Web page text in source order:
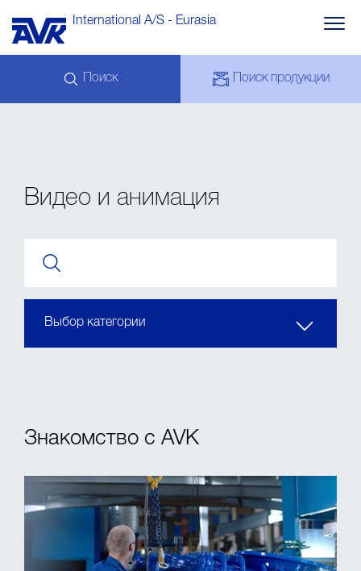
International A/S - Eurasia
Поиск Поиск продукции
КОНТАКТЫ
Видео и анимация
Выбор категории
Знакомство с AVK